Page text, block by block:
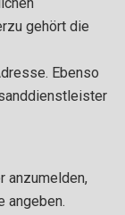
gehört die
Ebenso
anzumelden,
angeben.